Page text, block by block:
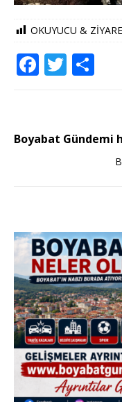
OKUYUCU &
F
e
b
T
te
r
e
Boyabat Gündemi